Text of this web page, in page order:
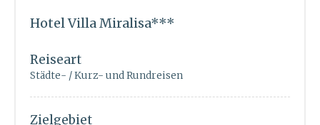
Hotel Villa Miralisa***
Reiseart
Städte- / Kurz- und Rundreisen
Zielgebiet